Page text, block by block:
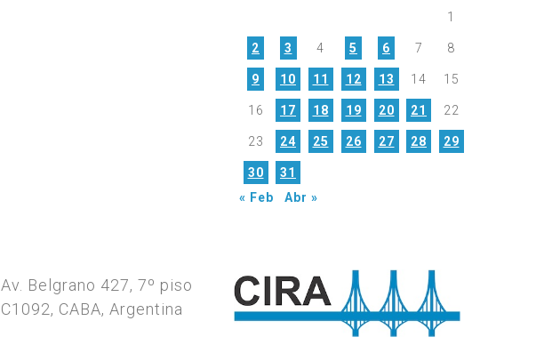
1
2 3 4 5 6 7 8
9 10 11 12 13 14 15
16 17 18 19 20 21 22
23 24 25 26 27 28 29
30
31
« Feb
Abr »
Av. Belgrano 427, 7º piso
C1092, CABA, Argentina